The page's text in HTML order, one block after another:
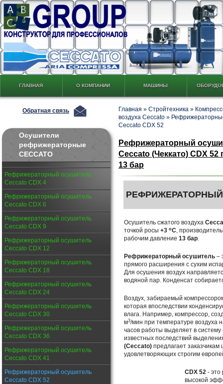
ГЛАВНАЯ О КОМПАНИИ МАШИНЫ
Обратная связь
Осушители
рефрижераторные
CECCATO
Рефрижераторный осушитель
Ceccato CDX 4
Рефрижераторный осушитель
Ceccato CDX 6
Рефрижераторный осушитель
Ceccato CDX 9
Рефрижераторный осушитель
Ceccato CDX 12
Рефрижераторный осушитель
Ceccato CDX 18
Рефрижераторный осушитель
Ceccato CDX 24
Рефрижераторный осушитель
Ceccato CDX 30
Рефрижераторный осушитель
Ceccato CDX 36
Рефрижераторный осушитель
Ceccato CDX 41
Рефрижераторный осушитель
Ceccato CDX 52
Главная » Стройтехника »
воздуха Ceccato »
Ceccato CDX 52
Рефрижераторный
Ceccato (Чеккато) CDX
13 бар
РЕФРИЖЕРАТОРНЫЙ
Осушитель сжатого воздуха
точкой росы +3 оС,
рабочим давление 13 бар.
Рефрижераторный осушитель –
прямого расширения с сухим
Для осушения воздух
водяной пар. Конденсат
Воздух, забираемый
которая впоследствии
влага. Например, компрессор,
м3/мин при температуре воздуха
часов работы выделяет в
известных последствий
(Ceccato) предлагает
удовлетворяющих строгим
CDX 52 -
высокой